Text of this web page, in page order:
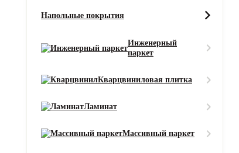
Напольные покрытия
Инженерный
паркет
Кварцвиниловая плитка
Ламинат
Массивный паркет
Характеристики
Характеристики товара